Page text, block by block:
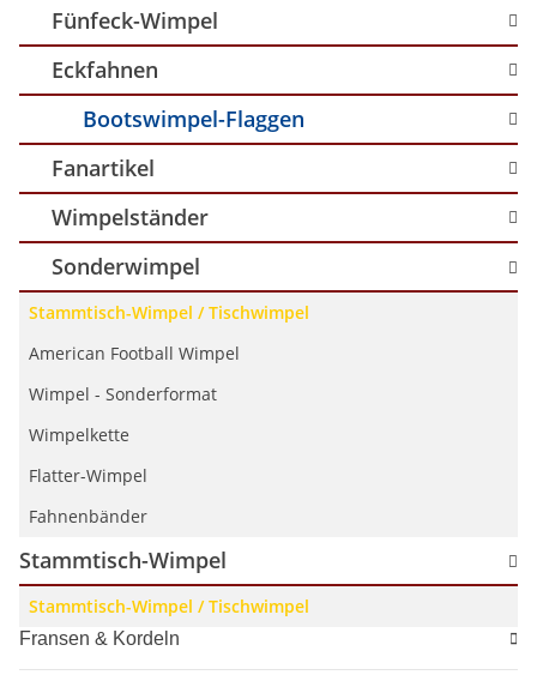
Fünfeck-Wimpel
Eckfahnen
Bootswimpel-Flaggen
Fanartikel
Wimpelständer
Sonderwimpel
Stammtisch-Wimpel / Tischwimpel
American Football Wimpel
Wimpel - Sonderformat
Wimpelkette
Flatter-Wimpel
Fahnenbänder
Stammtisch-Wimpel
Stammtisch-Wimpel / Tischwimpel
Fransen & Kordeln